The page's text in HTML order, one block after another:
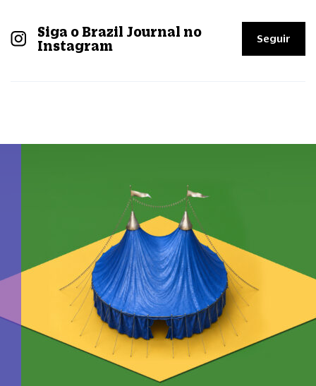
Siga o Brazil Journal no
Instagram
Seguir